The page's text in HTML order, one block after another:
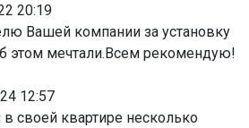
20:19
Вашей компании за установку
этом мечтали.Всем рекомендую!
12:57
своей квартире несколько